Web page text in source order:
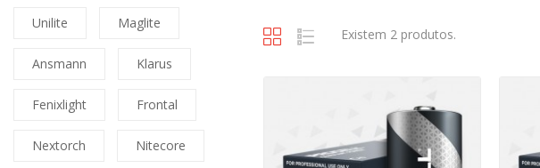
Unilite Maglite
Ansmann Klarus
Fenixlight Frontal
Nextorch Nitecore
Existem 2 produtos.